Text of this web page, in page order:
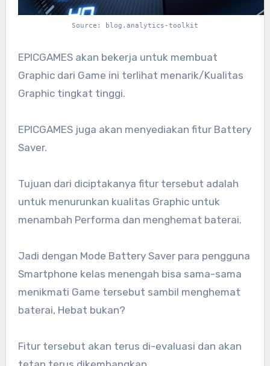
Source: blog.analytics-toolkit
EPICGAMES akan bekerja untuk membuat
Graphic dari Game ini terlihat menarik/Kualitas
Graphic tingkat tinggi.
EPICGAMES juga akan menyediakan fitur Battery
Saver.
Tujuan dari diciptakanya fitur tersebut adalah
untuk menurunkan kualitas Graphic untuk
menambah Performa dan menghemat baterai.
Jadi dengan Mode Battery Saver para pengguna
Smartphone kelas menengah bisa sama-sama
menikmati Game tersebut sambil menghemat
baterai, Hebat bukan?
Fitur tersebut akan terus di-evaluasi dan akan